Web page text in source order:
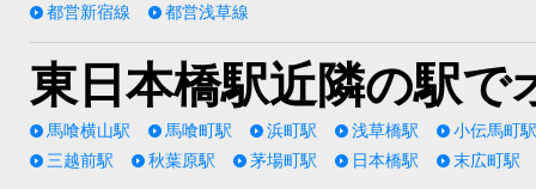
都営新宿線 都営浅草線
東日本橋駅近隣の駅で
馬喰横山駅 馬喰町駅 浜町駅 浅草橋駅
小伝馬町駅
三越前駅
秋葉原駅 茅場町駅 日本橋駅 末広町駅